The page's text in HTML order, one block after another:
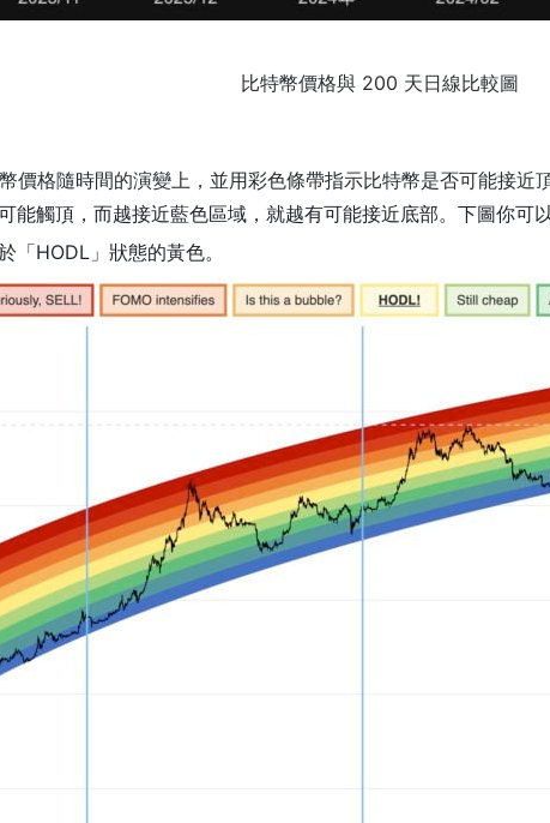
比特幣價格與 200 天日線比較圖
價格隨時間的演變上，並用彩色條帶指示比特幣是否可能接近
能觸頂，而越接近藍色區域，就越有可能接近底部。下圖你可
「HODL」狀態的黃色。